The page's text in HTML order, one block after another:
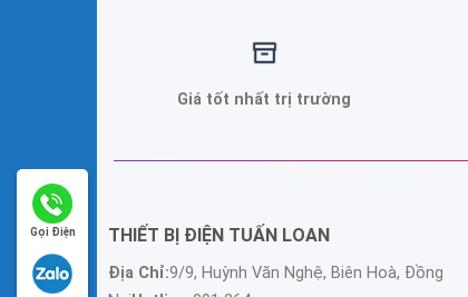
Giá tốt nhất trị trường
THIẾT BỊ ĐIỆN TUẤN LOAN
Địa Chỉ:9/9, Huỳnh Văn Nghệ, Biên Hoà, Đồng
Gọi Điện